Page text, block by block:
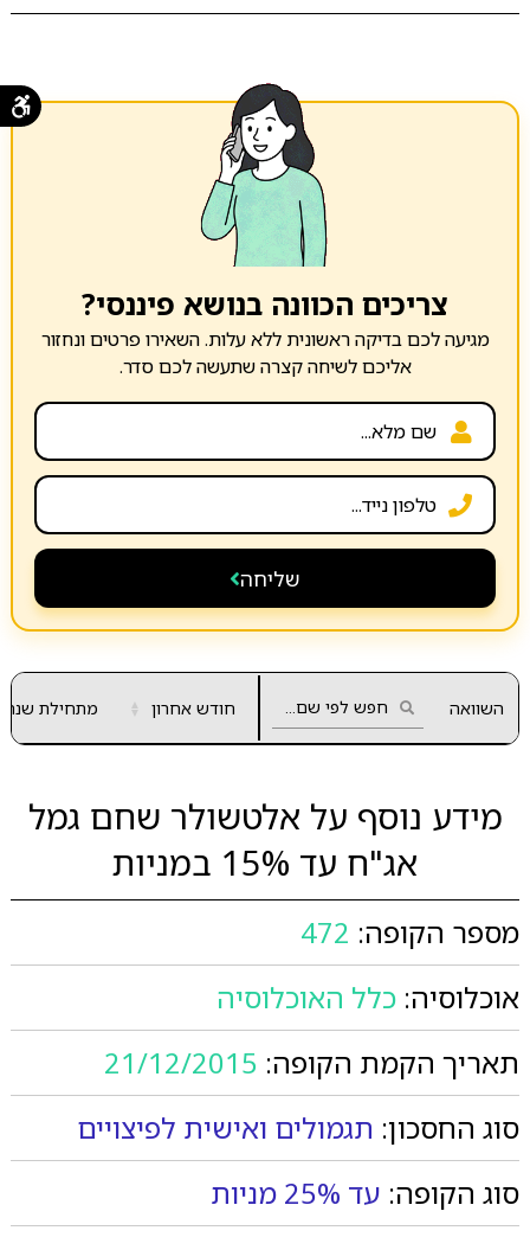
צריכים הכוונה בנושא פיננסי?
מגיעה לכם בדיקה ראשונית ללא עלות. השאירו פרטים ונחזור
אליכם לשיחה קצרה שתעשה לכם סדר.
שליחה
השוואה חודש אחרון ▲
▼ מתחילת שנה
מידע נוסף על אלטשולר שחם גמל
אג"ח עד 15% במניות
מספר הקופה: 472
אוכלוסיה: כלל האוכלוסיה
תאריך הקמת הקופה: 21/12/2015
סוג החסכון: תגמולים ואישית לפיצויים
סוג הקופה: עד 25% מניות